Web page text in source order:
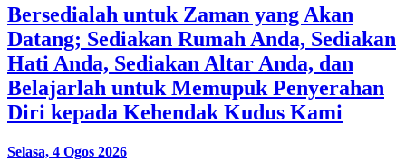
Bersedialah untuk Zaman yang Akan
Datang; Sediakan Rumah Anda, Sediakan
Hati Anda, Sediakan Altar Anda, dan
Belajarlah untuk Memupuk Penyerahan
Diri kepada Kehendak Kudus Kami
Selasa, 4 Ogos 2026